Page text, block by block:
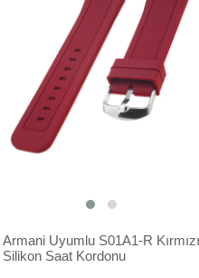
Armani Uyumlu S01A1-R Kırmızı
Silikon Saat Kordonu